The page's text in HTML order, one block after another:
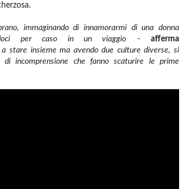
immaginando di innamorarmi di una donna
per caso in un viaggio - afferma
a stare insieme ma avendo due culture diverse, si
di incomprensione che fanno scaturire le prime